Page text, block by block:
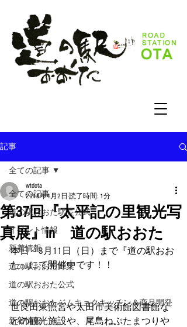
記事
全ての記事
道の駅おおた駅長公式
イベント情報
新着情報
道の駅おおた野菜
道の駅おおた公式
道の駅おおたジムキョクキッチン＆商品開発
新着情報
全ての記事
第37回『太平記の里観光写
真展』in 道の駅おおた
wtdota
2018年4月2日 読了時間: 1分
本日～3月11日（日）まで『道の駅おお
た』にて開催中です！！
世良田東照宮や太田市美術館図書館な
どの観光施設や、尾島ねぷたまつりや